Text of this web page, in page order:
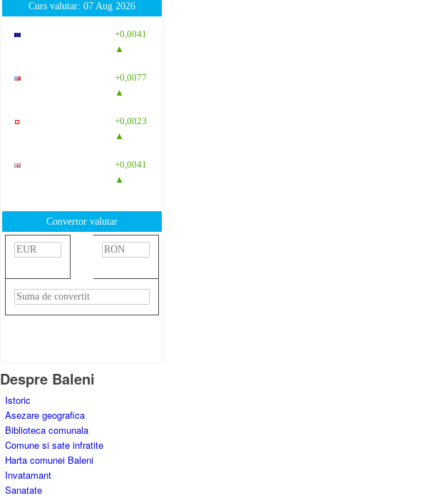
Curs valutar: 07 Aug 2026
+0,0041
▲
+0,0077
▲
+0,0023
▲
+0,0041
▲
Convertor valutar
Despre Baleni
Istoric
Asezare geografica
Biblioteca comunala
Comune si sate infratite
Harta comunei Baleni
Invatamant
Sanatate